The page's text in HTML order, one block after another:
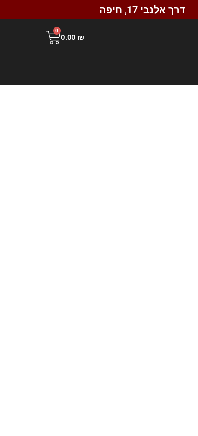
דרך אלנבי 17, חיפה
0.00₪
0